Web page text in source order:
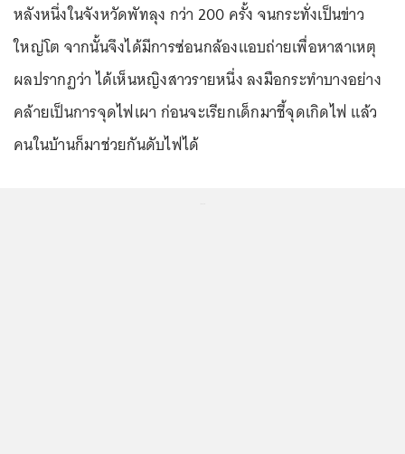
หลังหนึ่งในจังหวัดพัทลุง กว่า 200 ครั้ง จนกระทั่งเป็นข่าว
ใหญ่โต จากนั้นจึงได้มีการซ่อนกล้องแอบถ่ายเพื่อหาสาเหตุ
ผลปรากฏว่า ได้เห็นหญิงสาวรายหนึ่ง ลงมือกระทำบางอย่าง
คล้ายเป็นการจุดไฟเผา ก่อนจะเรียกเด็กมาชี้จุดเกิดไฟ แล้ว
คนในบ้านก็มาช่วยกันดับไฟได้